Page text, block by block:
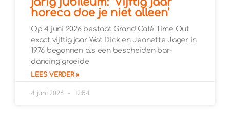
horeca doe je niet alleen’
Op 4 juni 2026 bestaat Grand Café Time Out
exact vijftig jaar. Wat Dick en Jeanette Jager in
1976 begonnen als een bescheiden bar-
dancing groeide
LEES VERDER »
4 juni 2026 12:54